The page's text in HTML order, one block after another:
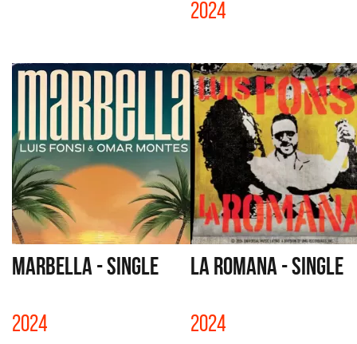
2024
MARBELLA - SINGLE
2024
LA ROMANA - SINGLE
2024